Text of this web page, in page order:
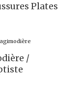
Plates
/